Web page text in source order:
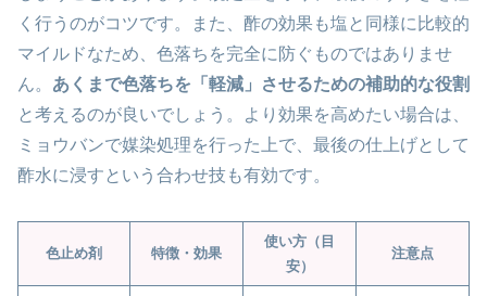
く行うのがコツです。また、酢の効果も塩と同様に比較的
マイルドなため、色落ちを完全に防ぐものではありませ
ん。 あくまで色落ちを「軽減」させるための補助的な役割
と考えるのが良いでしょう。より効果を高めたい場合は、
ミョウバンで媒染処理を行った上で、最後の仕上げとして
酢水に浸すという合わせ技も有効です。
色止め剤 特徴・効果
使い方（目
安）
注意点